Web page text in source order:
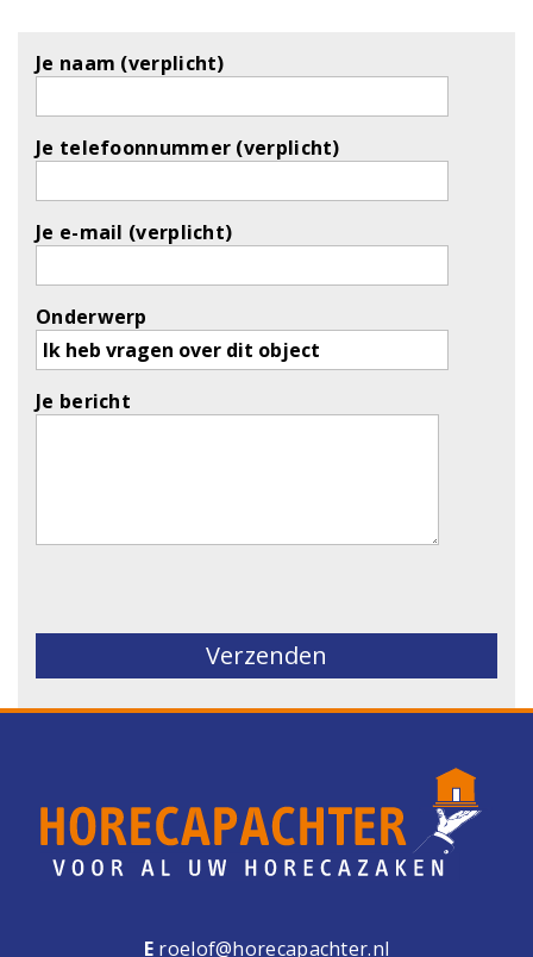
Je naam (verplicht)
Je telefoonnummer (verplicht)
Je e-mail (verplicht)
Onderwerp
Je bericht
E roelof@horecapachter.nl